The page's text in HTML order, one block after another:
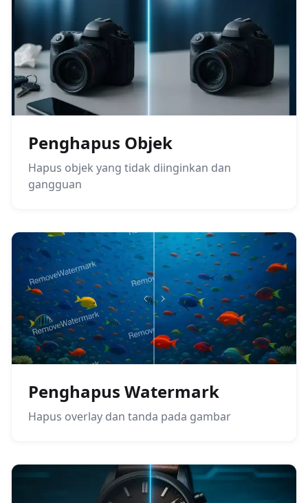
Penghapus Objek
Hapus objek yang tidak diinginkan dan
gangguan
Penghapus Watermark
Hapus overlay dan tanda pada gambar